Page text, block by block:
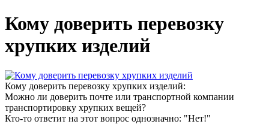
Кому доверить перевозку
хрупких изделий
Кому доверить перевозку хрупких изделий:
Можно ли доверить почте или транспортной компании
транспортировку хрупких вещей?
Кто-то ответит на этот вопрос однозначно: "Нет!"